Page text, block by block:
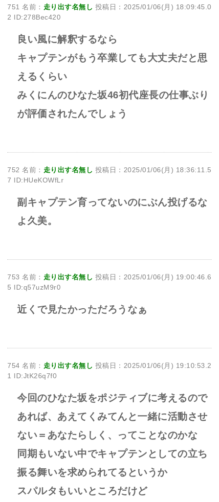
751 名前： 走り出す名無し 投稿日：2025/01/06(月) 18:09:45.0
2 ID:278Bec420
良い風に解釈するなら
キャプテンがもう卒業しても大丈夫だと思
えるくらい
みくにんのひなた坂46初代座長の仕事ぶり
が評価されたんでしょう
752 名前： 走り出す名無し 投稿日：2025/01/06(月) 18:36:11.5
7 ID:HUeKOWfLr
副キャプテン育ってないのにぶん投げるな
よ久美。
753 名前： 走り出す名無し 投稿日：2025/01/06(月) 19:00:46.6
5 ID:q57uzM9r0
近くで見たかっただろうなぁ
754 名前： 走り出す名無し 投稿日：2025/01/06(月) 19:10:53.2
1 ID:JtK26q7f0
今回のひなた坂をポジティブに考えるので
あれば、あえてくみてんと一緒に活動させ
ない＝あなたらしく、ってことなのかな
同期もいない中でキャプテンとしての立ち
振る舞いを求められてるというか
スパルタもいいところだけど